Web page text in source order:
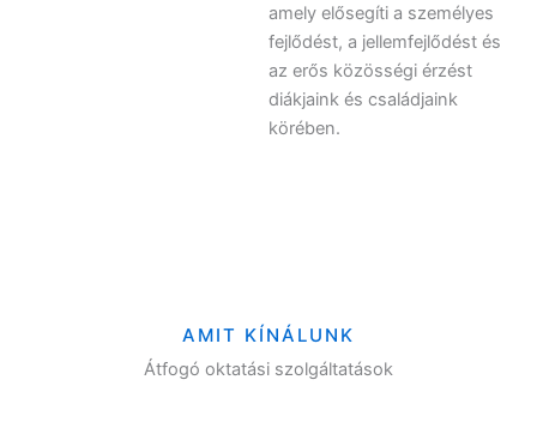
amely elősegíti a személyes
fejlődést, a jellemfejlődést és
az erős közösségi érzést
diákjaink és családjaink
körében.
AMIT KÍNÁLUNK
Átfogó oktatási szolgáltatások